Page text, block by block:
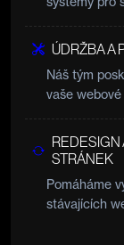
ÚDRŽBA A
Náš tým
vaše
REDESIGN
STRÁNEK
Pomáháme
stávajících